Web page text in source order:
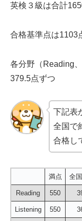
英検３級は合計
合格基準点は1103
各分野（Reading
379.5点ずつ
下記表
全国で
合格し
満点 全
Reading 550
Listening 550